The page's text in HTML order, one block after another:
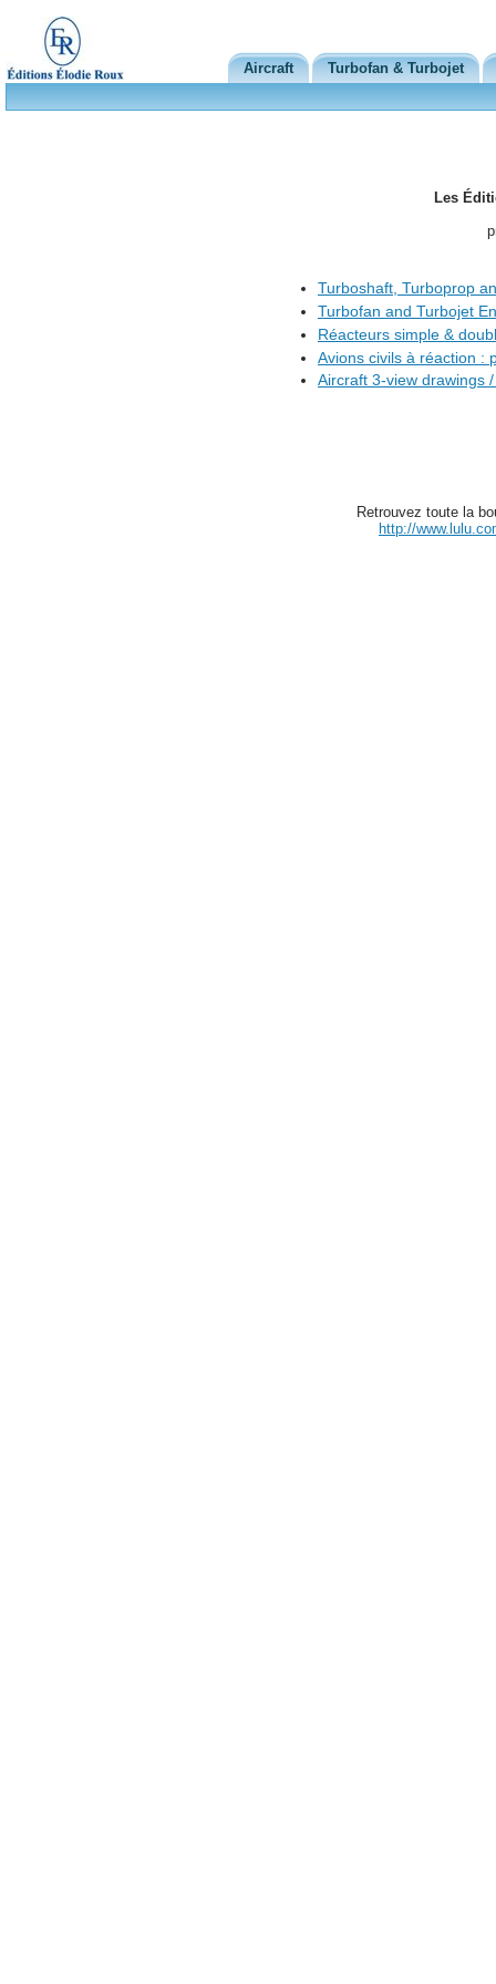
Aircraft Turbofan & Turbojet
Les
Turboshaft, Turboprop
Turbofan and Turbojet
Réacteurs simple &
Avions civils à réaction :
Aircraft 3-view drawings
Retrouvez toute la
http://